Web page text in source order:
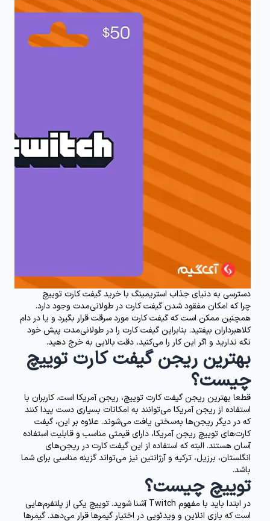
دسترسی به دنیای جذاب استریمینگ با خرید گیفت کارت توییچ
چرا که امکان مفقود شدن گیفت کارت در طولانی‌مدت وجود دارد.
همچنین ممکن است که گیفت کارت مورد سرقت قرار بگیرد و یا در دام
کلاهبرداران بیفتید. بنابراین گیفت کارت را در طولانی‎‌مدت پیش خود
نگه ندارید و اگر این کار را می‌کنید، دقت بالایی به خرج دهید.
بهترین ریجن گیفت کارت توییچ
چیست؟
قطعا بهترین ریجن گیفت کارت توییچ، ریجن آمریکا است. کاربران با
استفاده از ریجن آمریکا می‌توانند به امکانات بسیاری دست پیدا کنند
که در دیگر ریجن‌ها به‌سختی یافت می‌شوند. علاوه بر این، گیفت
کارت‌های توییچ ریجن آمریکا، دارای قیمتی مناسب و قابلیت استفاده
آسان هستند. البته که استفاده از این گیفت کارت در ریجن‌های
انگلستان، برزیل، ترکیه و آرژانتین نیز می‌تواند گزینه مناسبی برای شما
باشد.
توییچ چیست؟
در ابتدا باید با مفهوم Twitch آشنا شوید. توییچ یکی از پلتفرم‌هایی
است که بازی‌ انلاین و ویدئویی در اختیار گیمرها قرار می‌دهد. گیمرها